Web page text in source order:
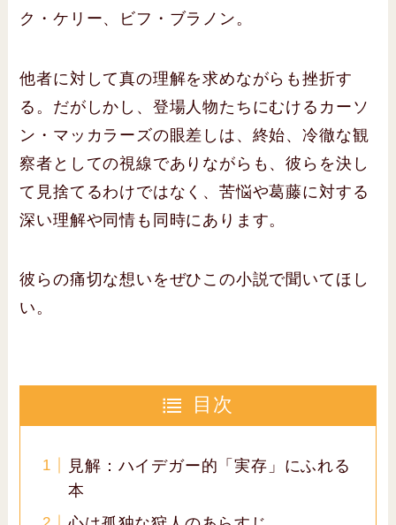
ク・ケリー、ビフ・ブラノン。
他者に対して真の理解を求めながらも挫折す
る。だがしかし、登場人物たちにむけるカーソ
ン・マッカラーズの眼差しは、終始、冷徹な観
察者としての視線でありながらも、彼らを決し
て見捨てるわけではなく、苦悩や葛藤に対する
深い理解や同情も同時にあります。
彼らの痛切な想いをぜひこの小説で聞いてほし
い。
目次
見解：ハイデガー的「実存」にふれる
本